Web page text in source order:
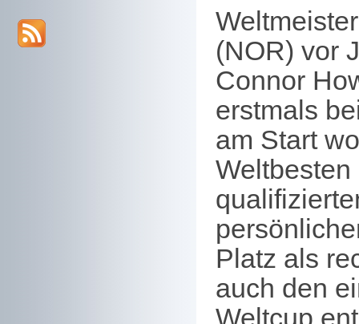
(NOR) vor
Connor
erstmals
am Start
Platz als
auch den
Weltcup